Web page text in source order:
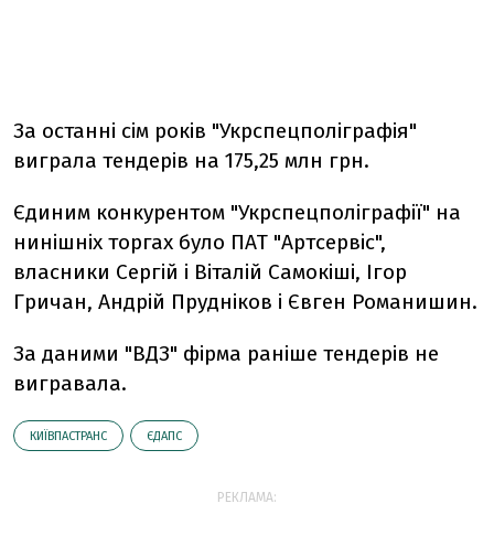
За останні сім років "Укрспецполіграфія"
виграла тендерів на 175,25 млн грн.
Єдиним конкурентом "Укрспецполіграфії" на
нинішніх торгах було ПАТ "Артсервiс",
власники Сергій і Віталій Самокіші, Ігор
Гричан, Андрій Прудніков і Євген Романишин.
За даними "ВДЗ" фірма раніше тендерів не
вигравала.
КИЇВПАСТРАНС ЄДАПС
РЕКЛАМА: